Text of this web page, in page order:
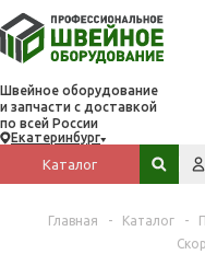
Швейное оборудование
и запчасти с доставкой
по всей России
Екатеринбург
Каталог
Поиск
Главная - Каталог -